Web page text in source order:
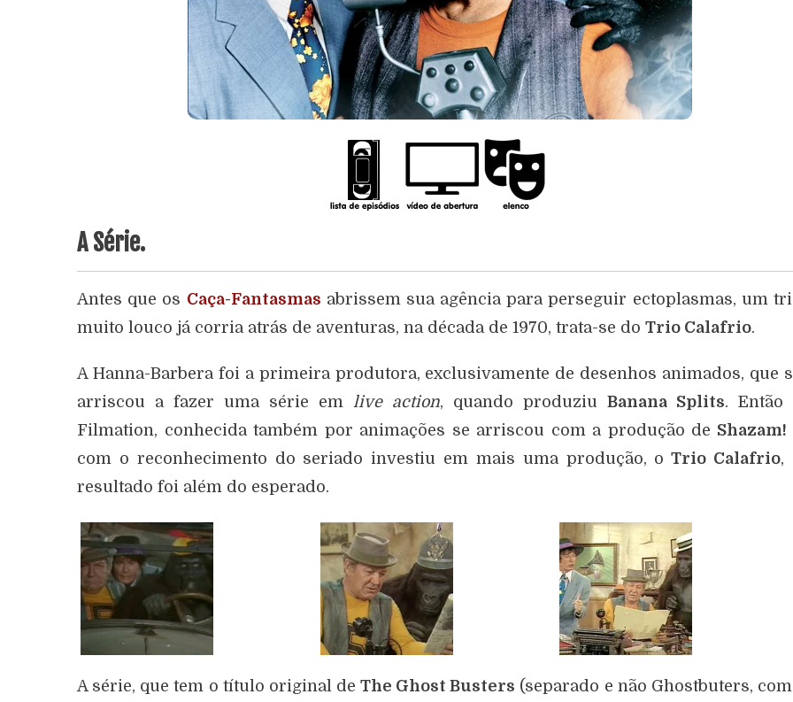
A Série.
Antes que os Caça-Fantasmas abrissem sua agência para perseguir ectoplasmas, um
muito louco já corria atrás de aventuras, na década de 1970, trata-se do Trio Calafrio.
A Hanna-Barbera foi a primeira produtora, exclusivamente de desenhos animados, que
arriscou a fazer uma série em live action, quando produziu Banana Splits. Então
Filmation, conhecida também por animações se arriscou com a produção de Shazam!
com o reconhecimento do seriado investiu em mais uma produção, o Trio Calafrio,
resultado foi além do esperado.
A série, que tem o título original deThe Ghost Busters (separado e não Ghostbuters,